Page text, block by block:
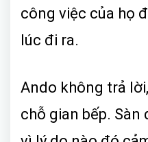
công việc của họ
lúc đi ra.
Ando không trả
chỗ gian bếp.